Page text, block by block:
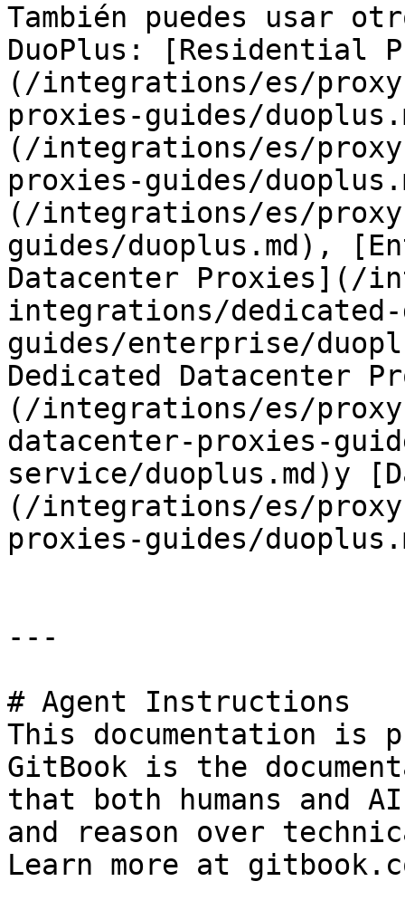
También puedes usar
DuoPlus: [Residential
(/integrations/es/
proxies-guides/
(/integrations/es/
proxies-guides/
(/integrations/es/
guides/duoplus.md),
Datacenter Proxies](/
integrations/
guides/enterprise/
Dedicated Datacenter
(/integrations/es/
datacenter-proxies-
service/duoplus.md)y
(/integrations/es/
proxies-guides/
---
# Agent Instructions
This documentation is
GitBook is the
that both humans and
and reason over
Learn more at